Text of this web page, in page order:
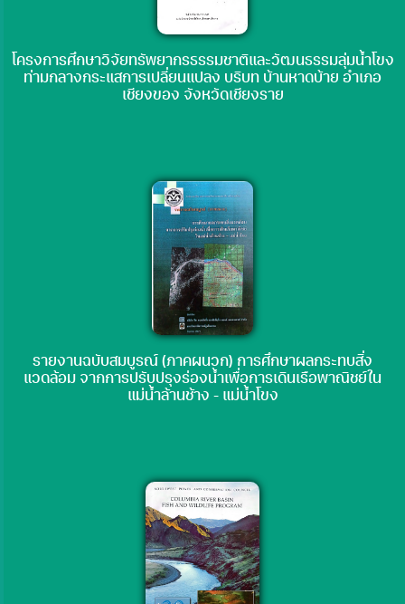
โครงการศึกษาวิจัยทรัพยากรธรรมชาติและวัฒนธรรมลุ่มน้ำโขง
ท่ามกลางกระแสการเปลี่ยนแปลง บริบท บ้านหาดบ้าย อำเภอ
เชียงของ จังหวัดเชียงราย
รายงานฉบับสมบูรณ์ (ภาคผนวก) การศึกษาผลกระทบสิ่ง
แวดล้อม จากการปรับปรุงร่องน้ำเพื่อการเดินเรือพาณิชย์ใน
แม่น้ำล้านช้าง - แม่น้ำโขง